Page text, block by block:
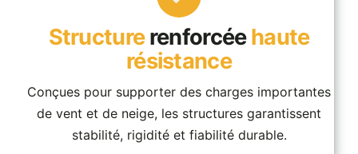
Structurerenforcéehaute
résistance
Conçues pour supporter des charges importantes
de vent et de neige, les structures garantissent
stabilité, rigidité et fiabilité durable.